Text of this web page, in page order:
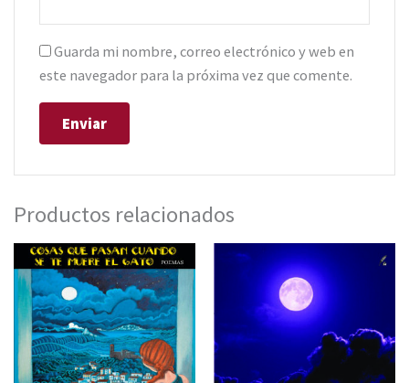
Guarda mi nombre, correo electrónico y web en
este navegador para la próxima vez que comente.
Productos relacionados